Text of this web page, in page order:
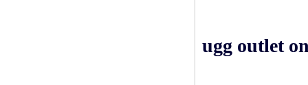
ugg outlet